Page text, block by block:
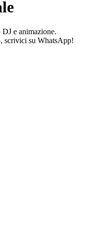
e animazione.
scrivici su WhatsApp!